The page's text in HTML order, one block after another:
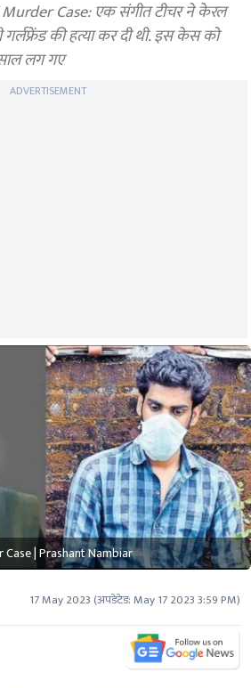
Case: एक संगीत टीचर ने केरल
की हत्या कर दी थी. इस केस को
लग गए
ADVERTISEMENT
| Prashant Nambiar
17 May 2023(अपडेटेड:May 17 2023 3:59 PM)